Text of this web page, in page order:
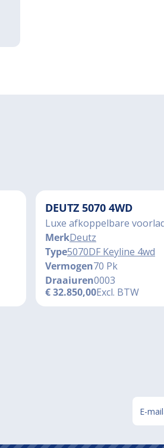
DEUTZ 5070 4WD
Luxe afkoppelbare
MerkDeutz
Type5070DF Keyline 4wd
Vermogen70 Pk
Draaiuren0003
€32.850,00Excl. BTW